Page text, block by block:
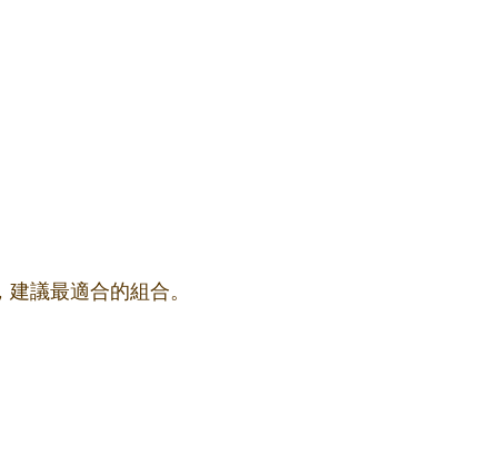
議最適合的組合。